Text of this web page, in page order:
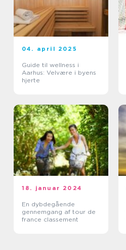
04. april 2025
Guide til wellness i
Aarhus: Velvære i byens
hjerte
18. januar 2024
En dybdegående
gennemgang af tour de
france classement